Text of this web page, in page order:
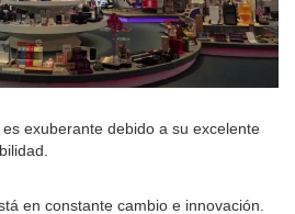
exuberante debido a su excelente
en constante cambio e innovación.